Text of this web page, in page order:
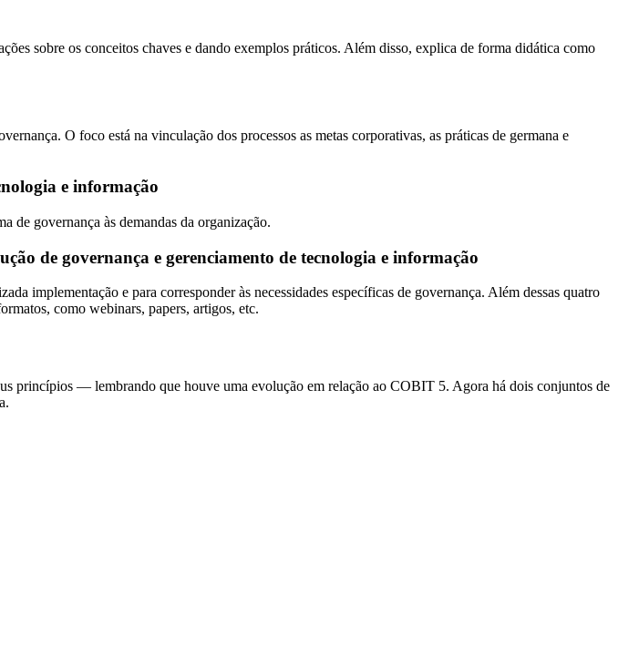
sobre os conceitos chaves e dando exemplos práticos. Além disso, explica de forma didática como
O foco está na vinculação dos processos as metas corporativas, as práticas de germana e
e informação
de governança às demandas da organização.
de governança e gerenciamento de tecnologia e informação
implementação e para corresponder às necessidades específicas de governança. Além dessas quatro
como webinars, papers, artigos, etc.
princípios — lembrando que houve uma evolução em relação ao COBIT 5. Agora há dois conjuntos de